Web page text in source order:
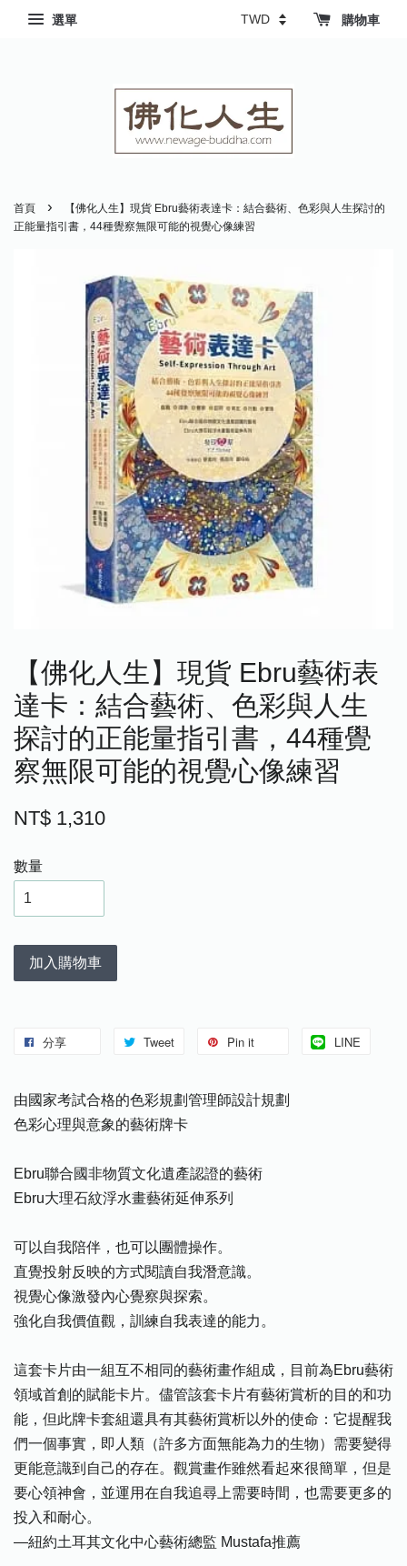
選單 購物車
首頁 ›
【佛化人生】現貨 Ebru藝術表達卡：結合藝術、色彩與人生探討的
正能量指引書，44種覺察無限可能的視覺心像練習
【佛化人生】現貨 Ebru藝術表
達卡：結合藝術、色彩與人生
探討的正能量指引書，44種覺
察無限可能的視覺心像練習
NT$ 1,310
數量
加入購物車
分享 Tweet Pin it LINE
由國家考試合格的色彩規劃管理師設計規劃
色彩心理與意象的藝術牌卡
Ebru聯合國非物質文化遺產認證的藝術
Ebru大理石紋浮水畫藝術延伸系列
可以自我陪伴，也可以團體操作。
直覺投射反映的方式閱讀自我潛意識。
視覺心像激發內心覺察與探索。
強化自我價值觀，訓練自我表達的能力。
這套卡片由一組互不相同的藝術畫作組成，目前為Ebru藝術
領域首創的賦能卡片。儘管該套卡片有藝術賞析的目的和功
能，但此牌卡套組還具有其藝術賞析以外的使命：它提醒我
們一個事實，即人類（許多方面無能為力的生物）需要變得
更能意識到自己的存在。觀賞畫作雖然看起來很簡單，但是
要心領神會，並運用在自我追尋上需要時間，也需要更多的
投入和耐心。
—紐約土耳其文化中心藝術總監 Mustafa推薦